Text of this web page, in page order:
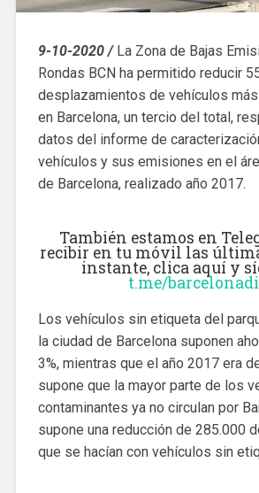
9-10-2020 / La Zona de Bajas
Rondas BCN ha permitido reducir
desplazamientos de vehículos
en Barcelona, ​​un tercio del total,
datos del informe de
vehículos y sus emisiones en el
de Barcelona, ​​realizado año 2017.
También estamos en
recibir en tu móvil las
instante, clica aquí y
t.me/
Los vehículos sin etiqueta del
la ciudad de Barcelona suponen
3%, mientras que el año 2017 era
supone que la mayor parte de los
contaminantes ya no circulan por
supone una reducción de 285.000
que se hacían con vehículos sin